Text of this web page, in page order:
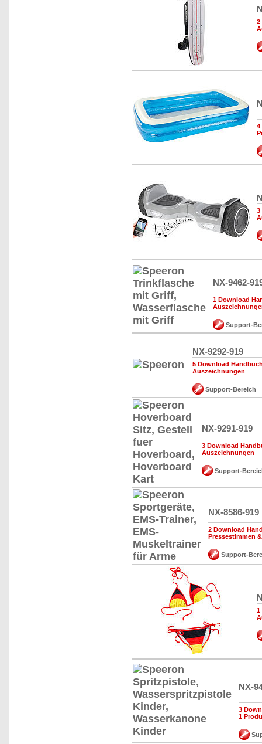
2
4
3
NX-9462-
1 Download
Support-
NX-9292-919
5 Download
Auszeichnungen
Support-Bereich
NX-9291-919
3 Download
Auszeichnungen
Support-
NX-8586-919
2 Download
Pressestimmen
Support-
1
NX-
3
1